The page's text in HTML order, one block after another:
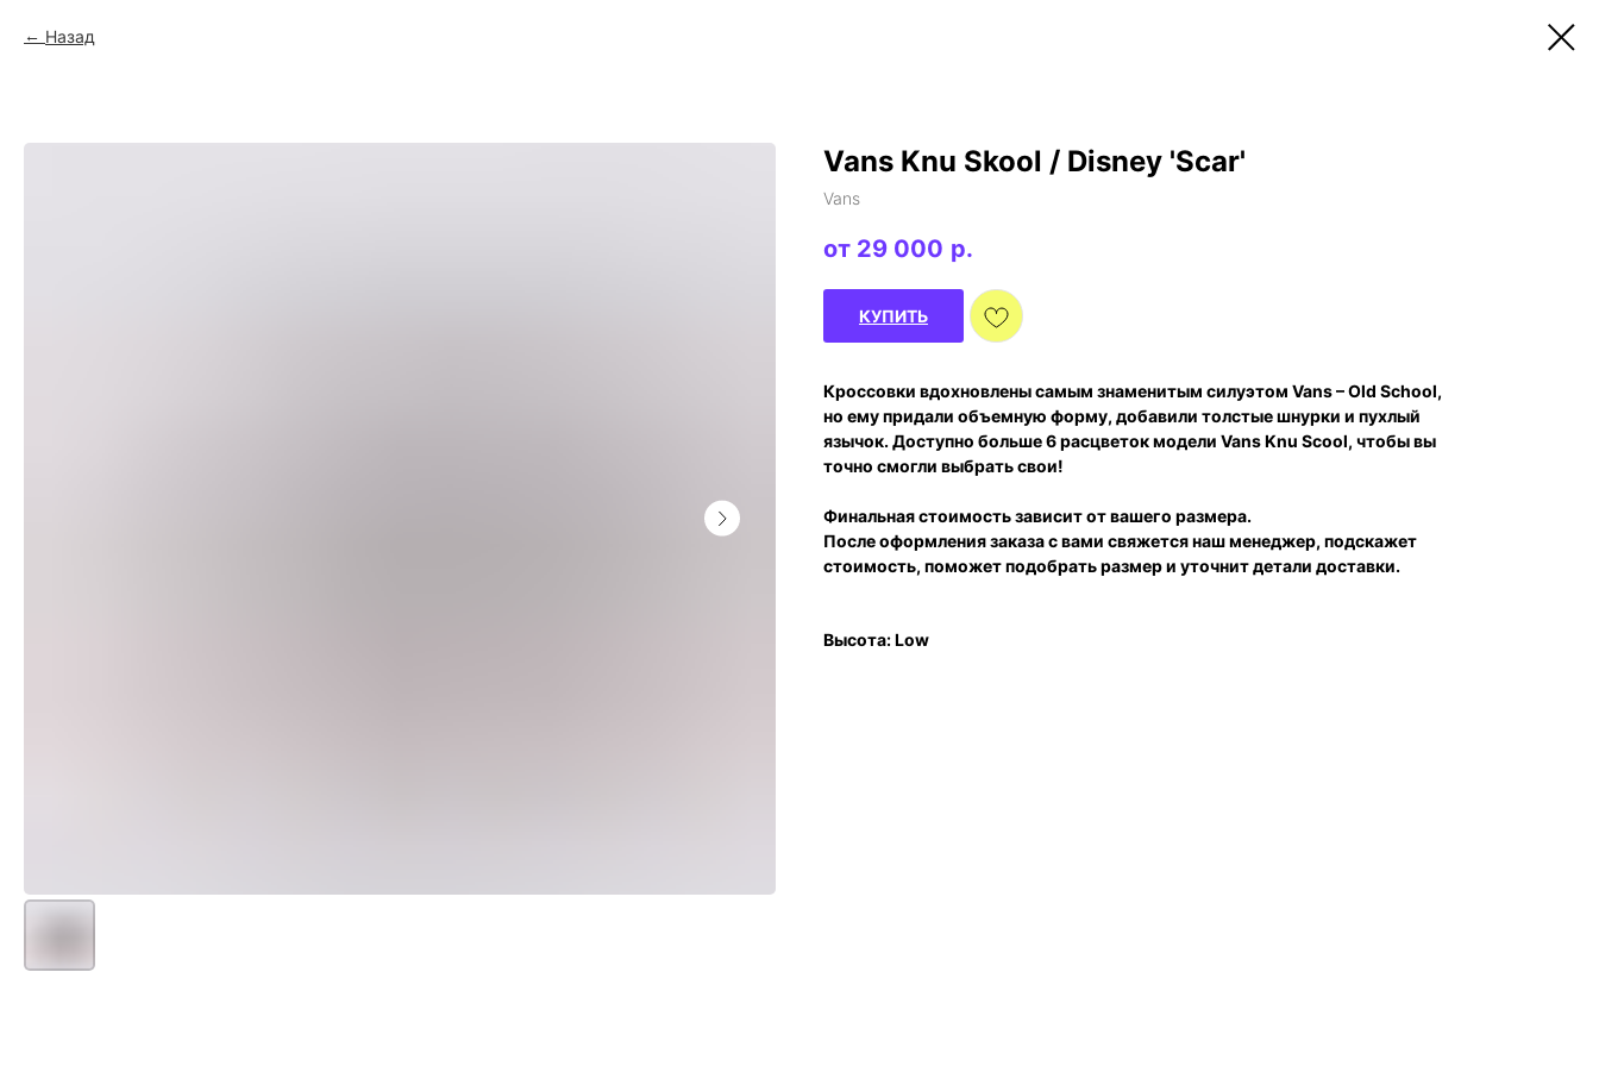
Назад
Vans Knu Skool / Disney 'Scar'
Vans
29 000 р.
КУПИТЬ
Кроссовки вдохновлены самым знаменитым силуэтом Vans – Old School,
но ему придали объемную форму, добавили толстые шнурки и пухлый
язычок. Доступно больше 6 расцветок модели Vans Knu Scool, чтобы вы
точно смогли выбрать свои!
Финальная стоимость зависит от вашего размера.
После оформления заказа с вами свяжется наш менеджер, подскажет
стоимость, поможет подобрать размер и уточнит детали доставки.
Высота: Low